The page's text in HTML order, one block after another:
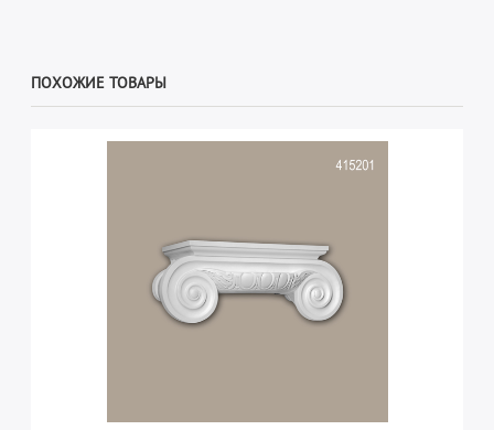
ПОХОЖИЕ ТОВАРЫ